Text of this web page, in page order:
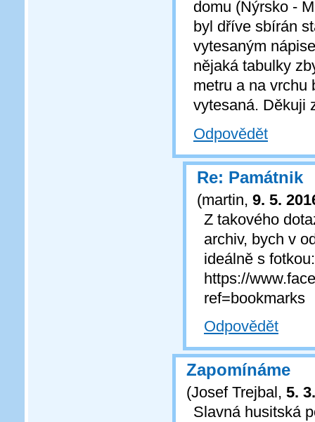
domu (Nýrsko -
byl dříve sbírán
vytesaným
nějaká tabulky
metru a na vrchu
vytesaná. Děkuji
Odpovědět
Re: Památnik
(martin, 9. 5.
Z takového
archiv, bych v
ideálně s fotkou:
https://
ref=bookmarks
Odpovědět
Zapomínáme
(Josef Trejbal , 5.
Slavná husitská